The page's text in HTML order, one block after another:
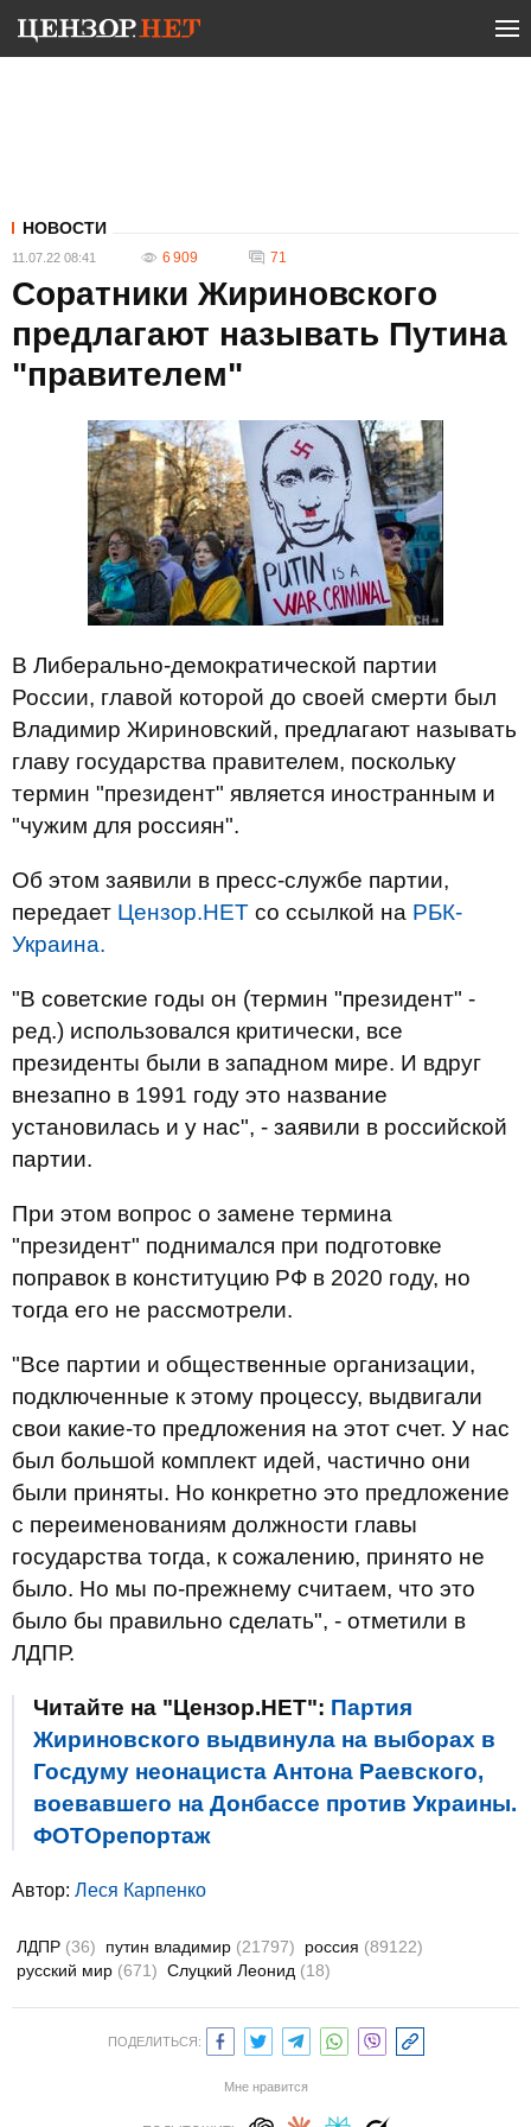
НОВОСТИ
11.07.22 08:41 6 909 71
Соратники Жириновского
предлагают называть Путина
"правителем"
В Либерально-демократической партии
России, главой которой до своей смерти был
Владимир Жириновский, предлагают называть
главу государства правителем, поскольку
термин "президент" является иностранным и
"чужим для россиян".
Об этом заявили в пресс-службе партии,
передает Цензор.НЕТ со ссылкой на РБК-
Украина.
"В советские годы он (термин "президент" -
ред.) использовался критически, все
президенты были в западном мире. И вдруг
внезапно в 1991 году это название
установилась и у нас", - заявили в российской
партии.
При этом вопрос о замене термина
"президент" поднимался при подготовке
поправок в конституцию РФ в 2020 году, но
тогда его не рассмотрели.
"Все партии и общественные организации,
подключенные к этому процессу, выдвигали
свои какие-то предложения на этот счет. У нас
был большой комплект идей, частично они
были приняты. Но конкретно это предложение
с переименованиям должности главы
государства тогда, к сожалению, принято не
было. Но мы по-прежнему считаем, что это
было бы правильно сделать", - отметили в
ЛДПР.
Читайте на "Цензор.НЕТ": Партия
Жириновского выдвинула на выборах в
Госдуму неонациста Антона Раевского,
воевавшего на Донбассе против Украины.
ФОТОрепортаж
Автор: Леся Карпенко
ЛДПР (36) путин владимир (21797) россия (89122)
русский мир (671) Слуцкий Леонид (18)
ПОДЕЛИТЬСЯ:
Мне нравится